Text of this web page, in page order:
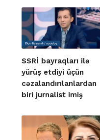
SSRİ bayraqları ilə
yürüş etdiyi üçün
cəzalandırılanlardan
biri jurnalist imiş